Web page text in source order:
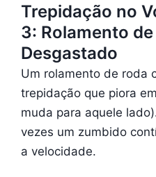
Trepidação no
3: Rolamento de
Desgastado
Um rolamento de roda
trepidação que piora
muda para aquele
vezes um zumbido
a velocidade.